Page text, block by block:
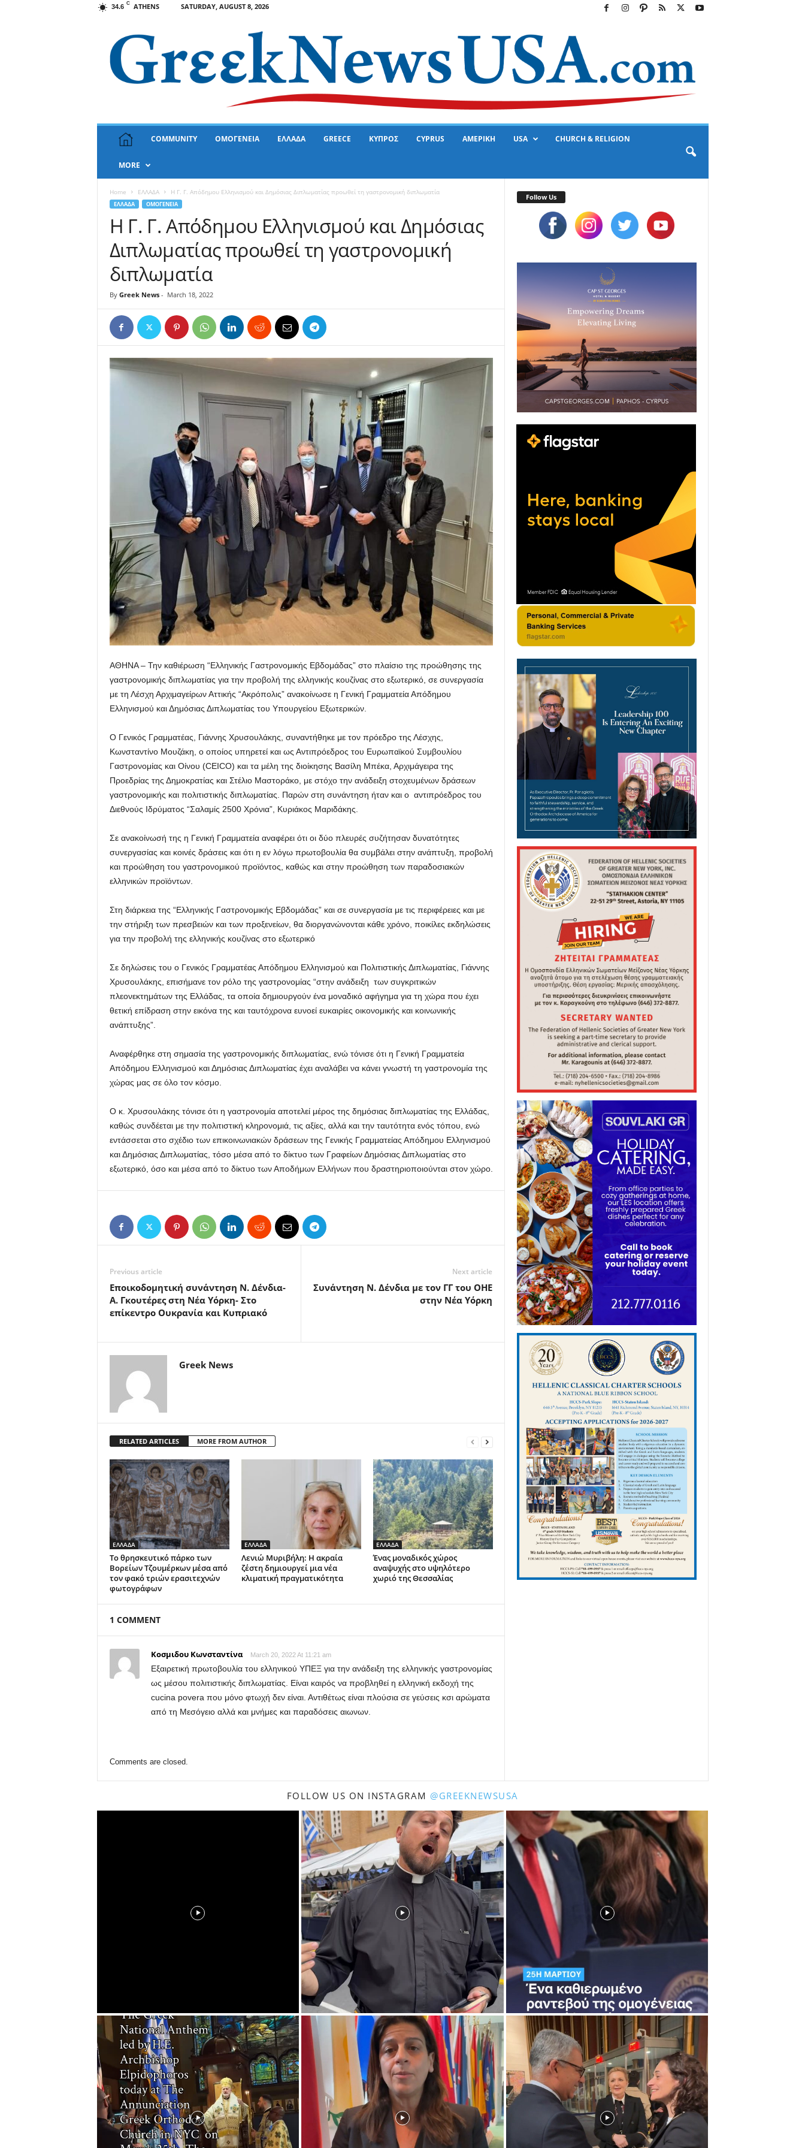
34.6 C ATHENS SATURDAY, AUGUST 8, 2026
k
COMMUNITY ΟΜΟΓΕΝΕΙΑ ΕΛΛΑΔΑ GREECE ΚΥΠΡΟΣ CYPRUS ΑΜΕΡΙΚΗ USA CHURCH & RELIGION
MORE
Home ΕΛΛΑΔΑ Η Γ. Γ. Απόδημου Ελληνισμού και Δημόσιας Διπλωματίας προωθεί τη γαστρονομική διπλωματία
ΕΛΛΑΔΑ ΟΜΟΓΕΝΕΙΑ
Η Γ. Γ. Απόδημου Ελληνισμού και Δημόσιας
Διπλωματίας προωθεί τη γαστρονομική
διπλωματία
By Greek News- March 18, 2022
ΑΘΗΝΑ – Την καθιέρωση “Ελληνικής Γαστρονομικής Εβδομάδας” στο πλαίσιο της προώθησης της
γαστρονομικής διπλωματίας για την προβολή της ελληνικής κουζίνας στο εξωτερικό, σε συνεργασία
με τη Λέσχη Αρχιμαγείρων Αττικής “Ακρόπολις” ανακοίνωσε η Γενική Γραμματεία Απόδημου
Ελληνισμού και Δημόσιας Διπλωματίας του Υπουργείου Εξωτερικών.
Ο Γενικός Γραμματέας, Γιάννης Χρυσουλάκης, συναντήθηκε με τον πρόεδρο της Λέσχης,
Κωνσταντίνο Μουζάκη, ο οποίος υπηρετεί και ως Αντιπρόεδρος του Ευρωπαϊκού Συμβουλίου
Γαστρονομίας και Οίνου (CEICO) και τα μέλη της διοίκησης Βασίλη Μπέκα, Αρχιμάγειρα της
Προεδρίας της Δημοκρατίας και Στέλιο Μαστοράκο, με στόχο την ανάδειξη στοχευμένων δράσεων
γαστρονομικής και πολιτιστικής διπλωματίας. Παρών στη συνάντηση ήταν και ο αντιπρόεδρος του
Διεθνούς Ιδρύματος “Σαλαμίς 2500 Χρόνια”, Κυριάκος Μαριδάκης.
Σε ανακοίνωσή της η Γενική Γραμματεία αναφέρει ότι οι δύο πλευρές συζήτησαν δυνατότητες
συνεργασίας και κοινές δράσεις και ότι η εν λόγω πρωτοβουλία θα συμβάλει στην ανάπτυξη, προβολή
και προώθηση του γαστρονομικού προϊόντος, καθώς και στην προώθηση των παραδοσιακών
ελληνικών προϊόντων.
Στη διάρκεια της “Ελληνικής Γαστρονομικής Εβδομάδας” και σε συνεργασία με τις περιφέρειες και με
την στήριξη των πρεσβειών και των προξενείων, θα διοργανώνονται κάθε χρόνο, ποικίλες εκδηλώσεις
για την προβολή της ελληνικής κουζίνας στο εξωτερικό
Σε δηλώσεις του ο Γενικός Γραμματέας Απόδημου Ελληνισμού και Πολιτιστικής Διπλωματίας, Γιάννης
Χρυσουλάκης, επισήμανε τον ρόλο της γαστρονομίας “στην ανάδειξη των συγκριτικών
πλεονεκτημάτων της Ελλάδας, τα οποία δημιουργούν ένα μοναδικό αφήγημα για τη χώρα που έχει
θετική επίδραση στην εικόνα της και ταυτόχρονα ευνοεί ευκαιρίες οικονομικής και κοινωνικής
ανάπτυξης”.
Αναφέρθηκε στη σημασία της γαστρονομικής διπλωματίας, ενώ τόνισε ότι η Γενική Γραμματεία
Απόδημου Ελληνισμού και Δημόσιας Διπλωματίας έχει αναλάβει να κάνει γνωστή τη γαστρονομία της
χώρας μας σε όλο τον κόσμο.
Ο κ. Χρυσουλάκης τόνισε ότι η γαστρονομία αποτελεί μέρος της δημόσιας διπλωματίας της Ελλάδας,
καθώς συνδέεται με την πολιτιστική κληρονομιά, τις αξίες, αλλά και την ταυτότητα ενός τόπου, ενώ
εντάσσεται στο σχέδιο των επικοινωνιακών δράσεων της Γενικής Γραμματείας Απόδημου Ελληνισμού
και Δημόσιας Διπλωματίας, τόσο μέσα από το δίκτυο των Γραφείων Δημόσιας Διπλωματίας στο
εξωτερικό, όσο και μέσα από το δίκτυο των Αποδήμων Ελλήνων που δραστηριοποιούνται στον χώρο.
Previous article
Εποικοδομητική συνάντηση Ν. Δένδια-
Α. Γκουτέρες στη Νέα Υόρκη- Στο
επίκεντρο Ουκρανία και Κυπριακό
Next article
Συνάντηση Ν. Δένδια με τον ΓΓ του ΟΗΕ
στην Νέα Υόρκη
Greek News
RELATED ARTICLES MORE FROM AUTHOR
ΕΛΛΑΔΑ
Το θρησκευτικό πάρκο των
Βορείων Τζουμέρκων μέσα από
τον φακό τριών ερασιτεχνών
φωτογράφων
ΕΛΛΑΔΑ
Λενιώ Μυριβήλη: Η ακραία
ζέστη δημιουργεί μια νέα
κλιματική πραγματικότητα
ΕΛΛΑΔΑ
Ένας μοναδικός χώρος
αναψυχής στο υψηλότερο
χωριό της Θεσσαλίας
1 COMMENT
Κοσμιδου Κωνσταντίνα March 20, 2022 At 11:21 am
Εξαιρετική πρωτοβουλία του ελληνικού ΥΠΕΞ για την ανάδειξη της ελληνικής γαστρονομίας
ως μέσου πολιτιστικής διπλωματίας. Είναι καιρός να προβληθεί η ελληνική εκδοχή της
cucina povera που μόνο φτωχή δεν είναι. Αντιθέτως είναι πλούσια σε γεύσεις κσι αρώματα
από τη Μεσόγειο αλλά και μνήμες και παραδόσεις αιωνων.
Comments are closed.
Follow Us
FOLLOW US ON INSTAGRAM @GREEKNEWSUSA